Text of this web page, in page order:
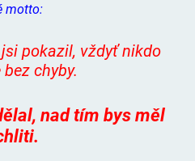
motto:
pokazil, vždyť nikdo
chyby.
nad tím bys měl